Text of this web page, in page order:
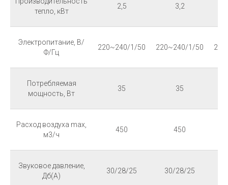
тепло, кВт
2,5 3,2
Электропитание, В/
Ф/Гц
220~240/1/50 220~240/1/50
Потребляемая
мощность, Вт
35 35
Расход воздуха max,
м3/ч
450 450
Звуковое давление,
Дб(А)
30/28/25 30/28/25